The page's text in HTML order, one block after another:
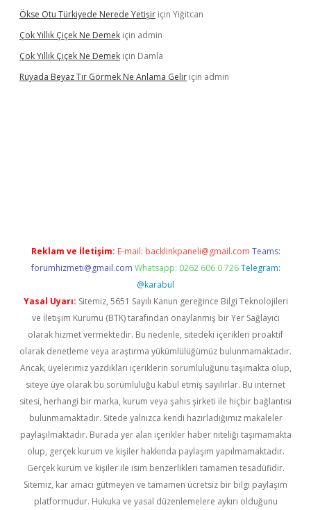
Ökse Otu Türkiyede Nerede Yetişir için Yiğitcan
Çok Yıllık Çiçek Ne Demek için admin
Çok Yıllık Çiçek Ne Demek için Damla
Rüyada Beyaz Tır Görmek Ne Anlama Gelir için admin
Reklam ve İletişim: E-mail: backlinkpaneli@gmail.com Teams:
forumhizmeti@gmail.com Whatsapp: 0262 606 0 726 Telegram:
@karabul
Yasal Uyarı: Sitemiz, 5651 Sayılı Kanun gereğince Bilgi Teknolojileri
ve İletişim Kurumu (BTK) tarafından onaylanmış bir Yer Sağlayıcı
olarak hizmet vermektedir. Bu nedenle, sitedeki içerikleri proaktif
olarak denetleme veya araştırma yükümlülüğümüz bulunmamaktadır.
Ancak, üyelerimiz yazdıkları içeriklerin sorumluluğunu taşımakta olup,
siteye üye olarak bu sorumluluğu kabul etmiş sayılırlar. Bu internet
sitesi, herhangi bir marka, kurum veya şahıs şirketi ile hiçbir bağlantısı
bulunmamaktadır. Sitede yalnızca kendi hazırladığımız makaleler
paylaşılmaktadır. Burada yer alan içerikler haber niteliği taşımamakta
olup, gerçek kurum ve kişiler hakkında paylaşım yapılmamaktadır.
Gerçek kurum ve kişiler ile isim benzerlikleri tamamen tesadüfidir.
Sitemiz, kar amacı gütmeyen ve tamamen ücretsiz bir bilgi paylaşım
platformudur. Hukuka ve yasal düzenlemelere aykırı olduğunu